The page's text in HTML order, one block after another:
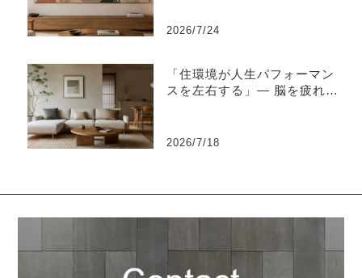
2026/7/24
「住環境が人生パフォーマン
スを左右する」― 脳を疲れさ
2026/7/18